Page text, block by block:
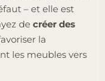
– et elle est
de créer des
la
les meubles vers